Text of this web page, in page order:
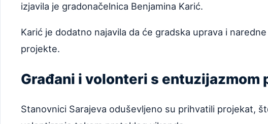
izjavila je gradonačelnica Benjamina Karić.
Karić je dodatno najavila da će gradska uprava i
projekte.
Građani i volonteri s entuzijazmom
Stanovnici Sarajeva oduševljeno su prihvatili projekat,